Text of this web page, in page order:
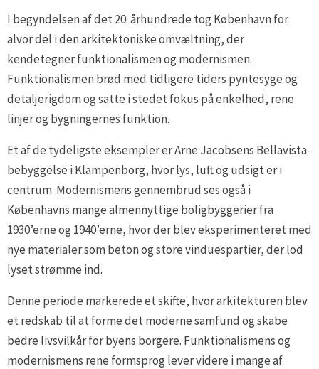
I begyndelsen af det 20. århundrede tog København for
alvor del i den arkitektoniske omvæltning, der
kendetegner funktionalismen og modernismen.
Funktionalismen brød med tidligere tiders pyntesyge og
detaljerigdom og satte i stedet fokus på enkelhed, rene
linjer og bygningernes funktion.
Et af de tydeligste eksempler er Arne Jacobsens Bellavista-
bebyggelse i Klampenborg, hvor lys, luft og udsigt er i
centrum. Modernismens gennembrud ses også i
Københavns mange almennyttige boligbyggerier fra
1930’erne og 1940’erne, hvor der blev eksperimenteret med
nye materialer som beton og store vinduespartier, der lod
lyset strømme ind.
Denne periode markerede et skifte, hvor arkitekturen blev
et redskab til at forme det moderne samfund og skabe
bedre livsvilkår for byens borgere. Funktionalismens og
modernismens rene formsprog lever videre i mange af